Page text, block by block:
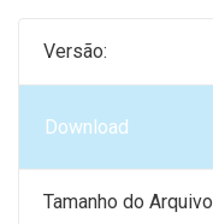
Versão:
Download
Tamanho do Arquivo